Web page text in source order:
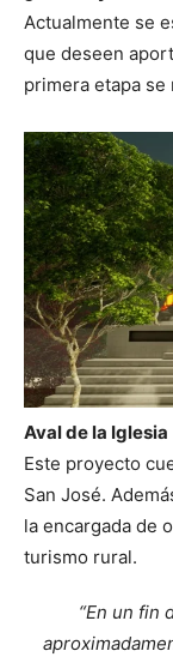
Actualmente se
que deseen
primera etapa
Aval de la Iglesia
Este proyecto
San José.
la encargada de
turismo rural.
“En un fin